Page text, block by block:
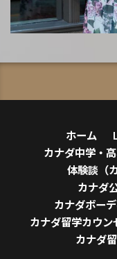
ホーム
カナダ中学・
体験談（
カナダ
カナダボー
カナダ留学カウ
カナダ